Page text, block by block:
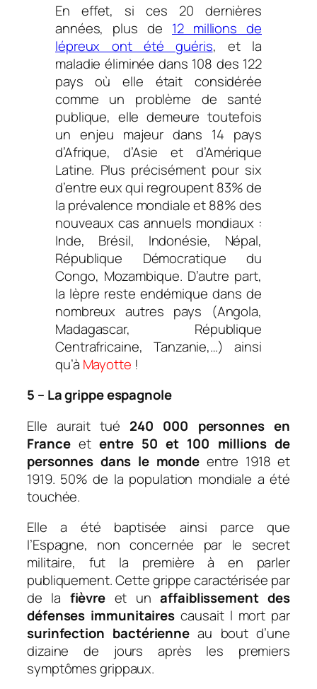
En effet, si ces 20 dernières
années, plus de 12 millions de
lépreux ont été guéris, et la
maladie éliminée dans 108 des 122
pays où elle était considérée
comme un problème de santé
publique, elle demeure toutefois
un enjeu majeur dans 14 pays
d’Afrique, d’Asie et d’Amérique
Latine. Plus précisément pour six
d’entre eux qui regroupent 83% de
la prévalence mondiale et 88% des
nouveaux cas annuels mondiaux :
Inde, Brésil, Indonésie, Népal,
République Démocratique du
Congo, Mozambique. D’autre part,
la lèpre reste endémique dans de
nombreux autres pays (Angola,
Madagascar, République
Centrafricaine, Tanzanie,…) ainsi
qu’à Mayotte !
5 – La grippe espagnole
Elle aurait tué 240 000 personnes en
Franceetentre 50 et 100 millions de
personnes dans le monde entre 1918 et
1919. 50% de la population mondiale a été
touchée.
Elle a été baptisée ainsi parce que
l’Espagne, non concernée par le secret
militaire, fut la première à en parler
publiquement. Cette grippe caractérisée par
de la fièvre et unaffaiblissement des
défenses immunitairescausait l mort par
surinfection bactérienne au bout d’une
dizaine de jours après les premiers
symptômes grippaux.